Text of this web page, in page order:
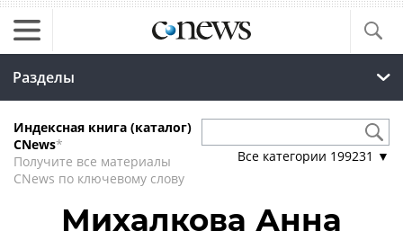
Разделы
Индексная книга (каталог)
CNews*
Получите все материалы
CNews по ключевому слову
Все категории 199231 ▼
Михалкова Анна